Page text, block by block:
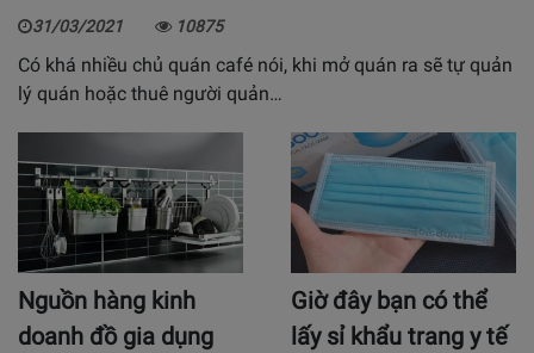
31/03/2021 10875
Có khá nhiều chủ quán café nói, khi mở quán ra sẽ tự quản
lý quán hoặc thuê người quản…
Nguồn hàng kinh
doanh đồ gia dụng
Giờ đây bạn có thể
lấy sỉ khẩu trang y tế